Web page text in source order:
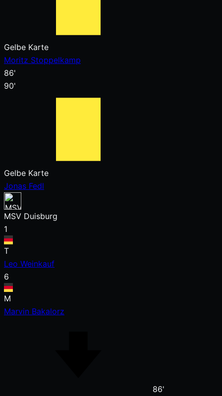
Gelbe Karte
Moritz Stoppelkamp
86'
90'
Gelbe Karte
Jonas Fedl
MSV Duisburg
1
T
Leo Weinkauf
6
M
Marvin Bakalorz
86'